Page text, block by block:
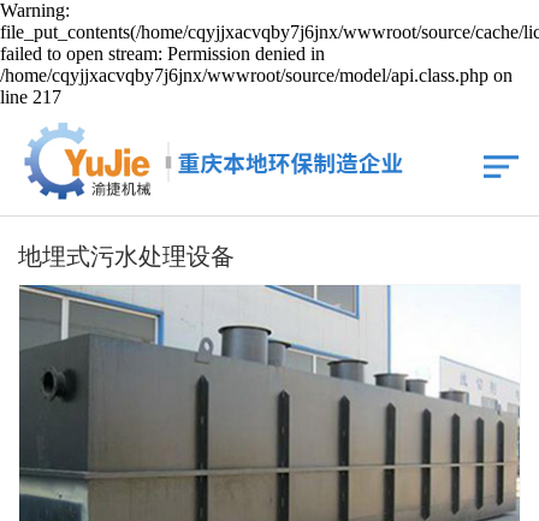
Warning:
file_put_contents(/home/cqyjjxacvqby7j6jnx/wwwroot/source/cache/
failed to open stream: Permission denied in
/home/cqyjjxacvqby7j6jnx/wwwroot/source/model/api.class.php on
line 217
地埋式污水处理设备